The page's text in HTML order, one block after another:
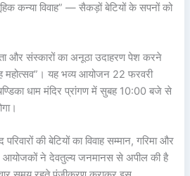
कन्या विवाह” — सैकड़ों बेटियों के सपनों को
और संस्कारों का अनूठा उदाहरण पेश करने
महोत्सव”। यह भव्य आयोजन 22 फरवरी
धाम मंदिर प्रांगण में सुबह 10:00 बजे से
की बेटियों का विवाह सम्मान, गरिमा और
आयोजकों ने देवतुल्य जनमानस से अपील की है